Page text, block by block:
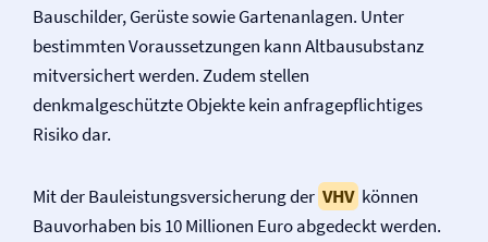
Bauschilder, Gerüste sowie Gartenanlagen. Unter
bestimmten Voraussetzungen kann Altbausubstanz
mitversichert werden. Zudem stellen
denkmalgeschützte Objekte kein anfragepflichtiges
Risiko dar.
Mit der Bauleistungs­versicherung der VHV können
Bauvorhaben bis 10 Millionen Euro abgedeckt werden.